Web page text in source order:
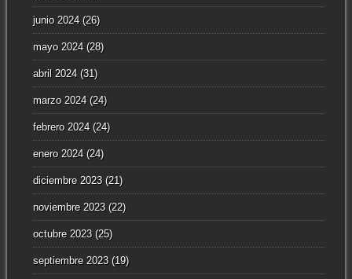
junio 2024(26)
mayo 2024(28)
abril 2024(31)
marzo 2024(24)
febrero 2024(24)
enero 2024(24)
diciembre 2023(21)
noviembre 2023(22)
octubre 2023(25)
septiembre 2023(19)